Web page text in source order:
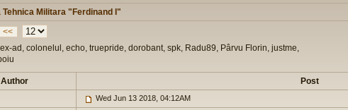
Militara "Ferdinand I"
<<
ad, colonelul, echo, truepride, dorobant, spk, Radu89, Pârvu Florin, justme,
Author
Post
Wed Jun 13 2018, 04:12AM